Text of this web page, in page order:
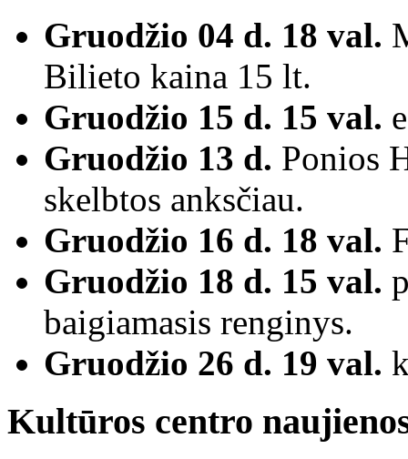
Gruodžio 04 d. 18 val.
Bilieto kaina 15 lt.
Gruodžio 15 d. 15 val.
Gruodžio 13 d. Ponios
skelbtos anksčiau.
Gruodžio 16 d. 18 val.
Gruodžio 18 d. 15 val.
baigiamasis renginys.
Gruodžio 26 d. 19 val.
Kultūros centro